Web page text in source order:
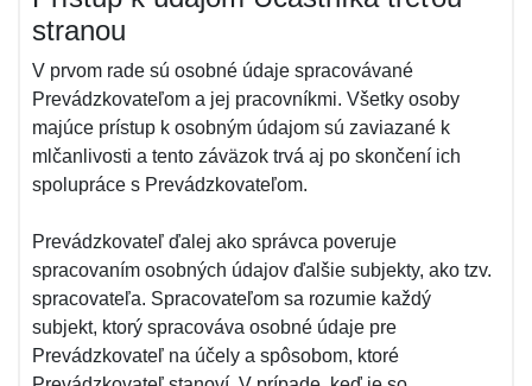
stranou
V prvom rade sú osobné údaje spracovávané
Prevádzkovateľom a jej pracovníkmi. Všetky osoby
majúce prístup k osobným údajom sú zaviazané k
mlčanlivosti a tento záväzok trvá aj po skončení ich
spolupráce s Prevádzkovateľom.
Prevádzkovateľ ďalej ako správca poveruje
spracovaním osobných údajov ďalšie subjekty, ako tzv.
spracovateľa. Spracovateľom sa rozumie každý
subjekt, ktorý spracováva osobné údaje pre
Prevádzkovateľ na účely a spôsobom, ktoré